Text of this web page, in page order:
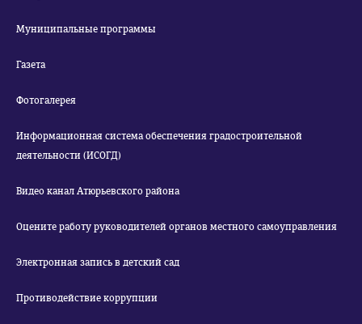
Муниципальные программы
Газета
Фотогалерея
Информационная система обеспечения градостроительной
деятельности (ИСОГД)
Видео канал Атюрьевского района
Оцените работу руководителей органов местного самоуправления
Электронная запись в детский сад
Противодействие коррупции